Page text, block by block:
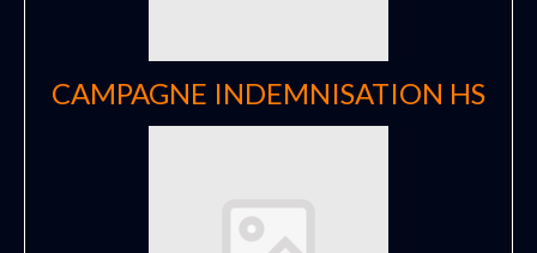
CAMPAGNE INDEMNISATION HS